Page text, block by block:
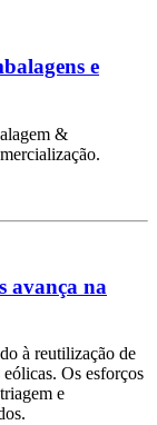
e
&
avança na
à reutilização de
Os esforços
e